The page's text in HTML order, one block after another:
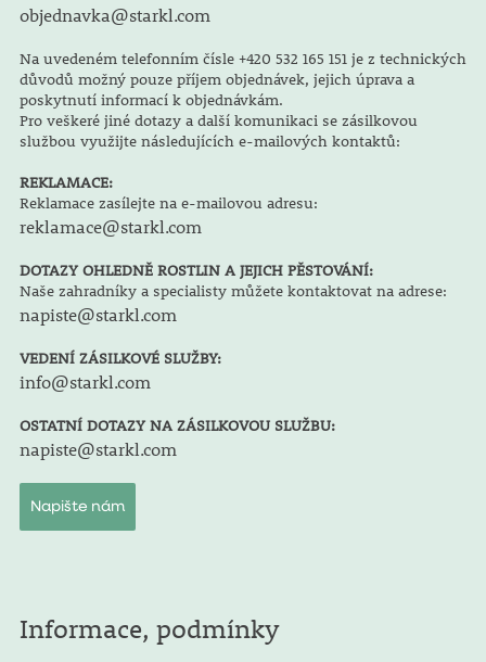
objednavka@starkl.com
Na uvedeném telefonním čísle +420 532 165 151 je z technických
důvodů možný pouze příjem objednávek, jejich úprava a
poskytnutí informací k objednávkám.
Pro veškeré jiné dotazy a další komunikaci se zásilkovou
službou využijte následujících e-mailových kontaktů:
REKLAMACE:
Reklamace zasílejte na e-mailovou adresu:
reklamace@starkl.com
DOTAZY OHLEDNĚ ROSTLIN A JEJICH PĚSTOVÁNÍ:
Naše zahradníky a specialisty můžete kontaktovat na adrese:
napiste@starkl.com
VEDENÍ ZÁSILKOVÉ SLUŽBY:
info@starkl.com
OSTATNÍ DOTAZY NA ZÁSILKOVOU SLUŽBU:
napiste@starkl.com
Napište nám
Informace, podmínky